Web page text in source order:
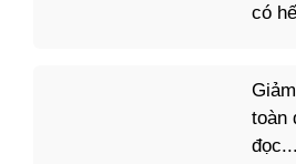
có
toàn
đọc...